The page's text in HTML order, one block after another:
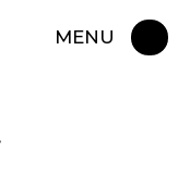
MENU